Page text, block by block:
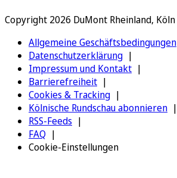
Copyright 2026 DuMont Rheinland, Köln
Allgemeine Geschäftsbedingungen
Datenschutzerklärung
Impressum und Kontakt
Barrierefreiheit
Cookies & Tracking
Kölnische Rundschau abonnieren
RSS-Feeds
FAQ
Cookie-Einstellungen